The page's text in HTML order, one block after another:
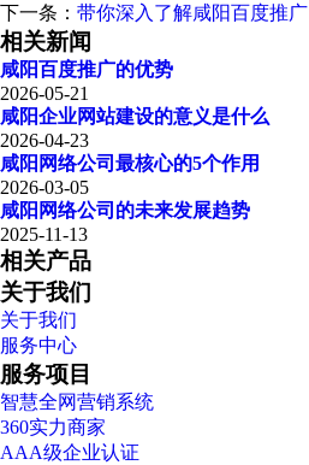
下一条： 带你深入了解咸阳百度推广
相关新闻
咸阳百度推广的优势
2026-05-21
咸阳企业网站建设的意义是什么
2026-04-23
咸阳网络公司最核心的5个作用
2026-03-05
咸阳网络公司的未来发展趋势
2025-11-13
相关产品
关于我们
关于我们
服务中心
服务项目
智慧全网营销系统
360实力商家
AAA级企业认证